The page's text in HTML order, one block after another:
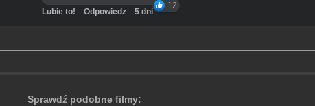
12
Lubie to! Odpowiedz 5 dni
Sprawdź podobne filmy: